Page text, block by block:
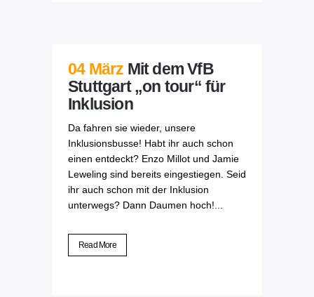
04 März Mit dem VfB
Stuttgart „on tour“ für
Inklusion
Da fahren sie wieder, unsere
Inklusionsbusse! Habt ihr auch schon
einen entdeckt? Enzo Millot und Jamie
Leweling sind bereits eingestiegen. Seid
ihr auch schon mit der Inklusion
unterwegs? Dann Daumen hoch!...
Read More